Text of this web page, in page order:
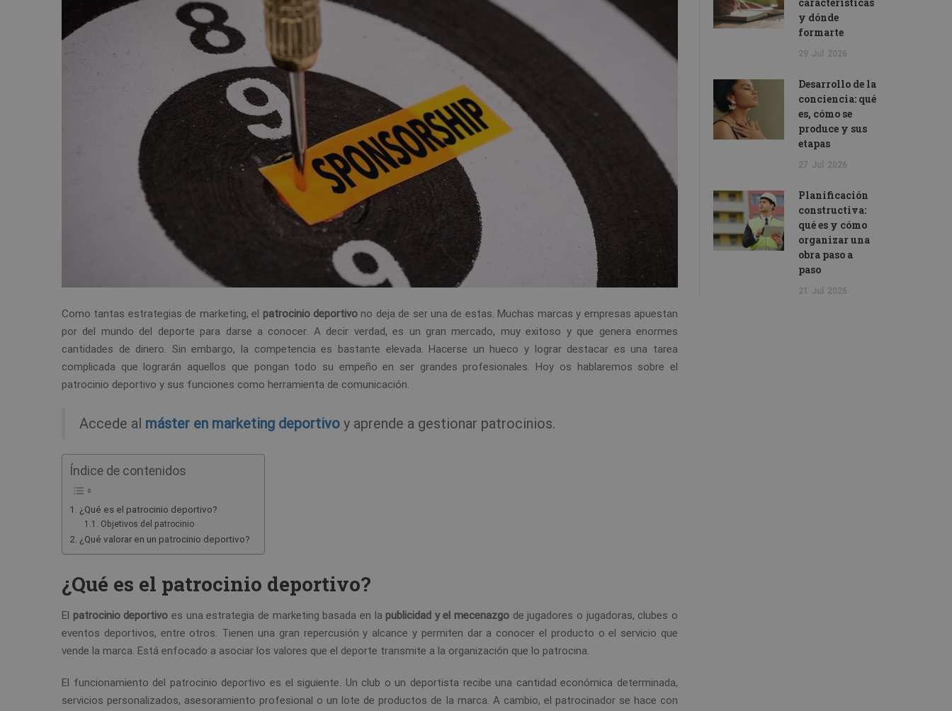
Como tantas estrategias de marketing, el patrocinio deportivono deja de ser una de estas. Muchas marcas y empresas apuestan
por del mundo del deporte para darse a conocer. A decir verdad, es un gran mercado, muy exitoso y que genera enormes
cantidades de dinero. Sin embargo, la competencia es bastante elevada. Hacerse un hueco y lograr destacar es una tarea
complicada que lograrán aquellos que pongan todo su empeño en ser grandes profesionales. Hoy os hablaremos sobre el
patrocinio deportivo y sus funciones como herramienta de comunicación.
Accede al máster en marketing deportivo y aprende a gestionar patrocinios.
Índice de contenidos
¿Qué es el patrocinio deportivo?
Objetivos del patrocinio
¿Qué valorar en un patrocinio deportivo?
¿Qué es el patrocinio deportivo?
El patrocinio deportivo es una estrategia de marketing basada en la publicidad y el mecenazgo de jugadores o jugadoras, clubes o
eventos deportivos, entre otros. Tienen una gran repercusión y alcance y permiten dar a conocer el producto o el servicio que
vende la marca. Está enfocado a asociar los valores que el deporte transmite a la organización que lo patrocina.
El funcionamiento del patrocinio deportivo es el siguiente. Un club o un deportista recibe una cantidad económica determinada,
servicios personalizados, asesoramiento profesional o un lote de productos de la marca. A cambio, el patrocinador se hace con
y dónde
formarte
29 Jul 2026
Desarrollo de la
conciencia: qué
es, cómo se
produce y sus
etapas
27 Jul 2026
Planificación
constructiva:
qué es y cómo
organizar una
obra paso a
paso
21 Jul 2026